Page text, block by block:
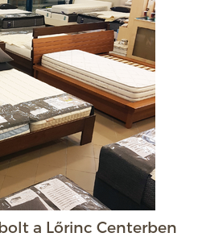
a Lőrinc Centerben